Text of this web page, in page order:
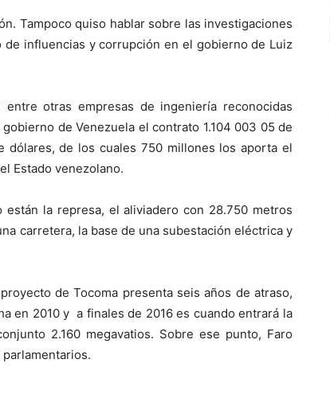
Tampoco quiso hablar sobre las investigaciones
influencias y corrupción en el gobierno de Luiz
otras empresas de ingeniería reconocidas
de Venezuela el contrato 1.104 003 05 de
dólares, de los cuales 750 millones los aporta el
Estado venezolano.
la represa, el aliviadero con 28.750 metros
carretera, la base de una subestación eléctrica y
de Tocoma presenta seis años de atraso,
en 2010 y a finales de 2016 es cuando entrará la
2.160 megavatios. Sobre ese punto, Faro